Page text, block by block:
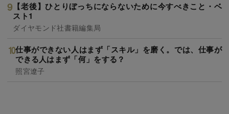
【老後】ひとりぼっちにならないために今すべきこと・ベ
スト1
ダイヤモンド社書籍編集局
仕事ができない人はまず「スキル」を磨く。では、仕事が
できる人はまず「何」をする？
照宮遼子